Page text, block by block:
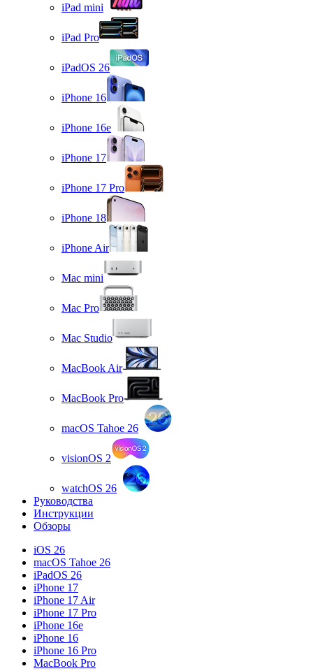
iPad mini
iPad Pro
iPadOS 26
iPhone 16
iPhone 16e
iPhone 17
iPhone 17 Pro
iPhone 18
iPhone Air
Mac mini
Mac Pro
Mac Studio
MacBook Air
MacBook Pro
macOS Tahoe 26
visionOS 2
watchOS 26
Руководства
Инструкции
Обзоры
iOS 26
macOS Tahoe 26
iPadOS 26
iPhone 17
iPhone 17 Air
iPhone 17 Pro
iPhone 16e
iPhone 16
iPhone 16 Pro
MacBook Pro